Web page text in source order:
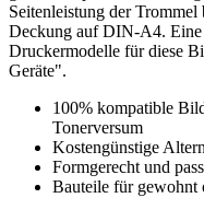
Seitenleistung der
Deckung auf DIN-A4. Eine
Druckermodelle für diese
Geräte".
100% kompatible
Tonerversum
Kostengünstige
Formgerecht und
Bauteile für gewohnt